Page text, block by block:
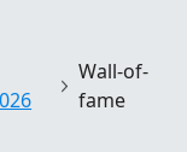
Wall-of-
fame